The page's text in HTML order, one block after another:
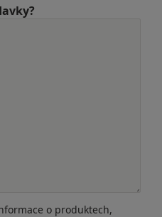
o produktech,